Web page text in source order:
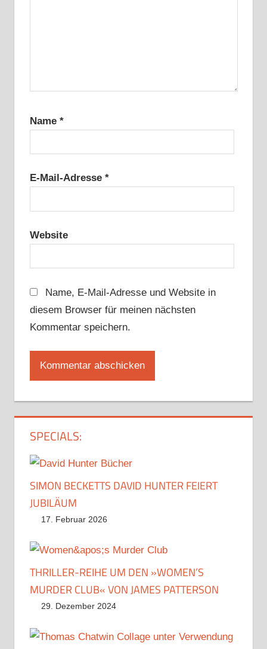
Name *
E-Mail-Adresse *
Website
Name, E-Mail-Adresse und Website in
diesem Browser für meinen nächsten
Kommentar speichern.
SPECIALS:
SIMON BECKETTS DAVID HUNTER FEIERT
JUBILÄUM
17. Februar 2026
THRILLER-REIHE UM DEN »WOMEN’S
MURDER CLUB« VON JAMES PATTERSON
29. Dezember 2024